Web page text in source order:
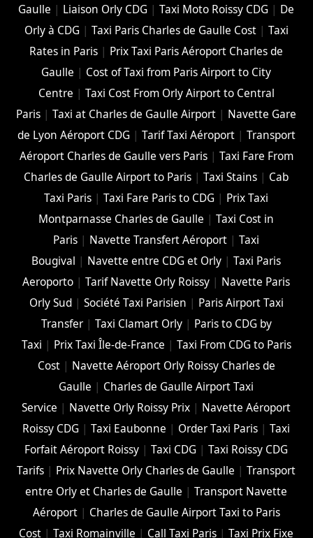
Gaulle | Liaison Orly CDG |Taxi Moto Roissy CDG | De
Orly à CDG | Taxi Paris Charles de Gaulle Cost| Taxi
Rates in Paris | Prix Taxi Paris Aéroport Charles de
Gaulle | Cost of Taxi from Paris Airport to City
Centre | Taxi Cost From Orly Airport to Central
Paris |Taxi at Charles de Gaulle Airport | Navette Gare
de Lyon Aéroport CDG | Tarif Taxi Aéroport| Transport
Aéroport Charles de Gaulle vers Paris| Taxi Fare From
Charles de Gaulle Airport to Paris |Taxi Stains | Cab
Taxi Paris |Taxi Fare Paris to CDG | Prix Taxi
Montparnasse Charles de Gaulle |Taxi Cost in
Paris | Navette Transfert Aéroport |Taxi
Bougival | Navette entre CDG et Orly |Taxi Paris
Aeroporto |Tarif Navette Orly Roissy | Navette Paris
Orly Sud| Société Taxi Parisien | Paris Airport Taxi
Transfer| Taxi Clamart Orly| Paris to CDG by
Taxi | Prix Taxi Île-de-France | Taxi From CDG to Paris
Cost| Navette Aéroport Orly Roissy Charles de
Gaulle | Charles de Gaulle Airport Taxi
Service | Navette Orly Roissy Prix | Navette Aéroport
Roissy CDG |Taxi Eaubonne | Order Taxi Paris |Taxi
Forfait Aéroport Roissy |Taxi CDG |Taxi Roissy CDG
Tarifs | Prix Navette Orly Charles de Gaulle |Transport
entre Orly et Charles de Gaulle |Transport Navette
Aéroport| Charles de Gaulle Airport Taxi to Paris
Cost |Taxi Romainville | Call Taxi Paris |Taxi Prix Fixe